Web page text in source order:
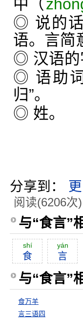
中（
◎ 说的话
语。言简
◎ 汉语的
◎ 语助
归”。
◎ 姓。
分享到：
阅读(6206次)
与“食言”
shí
食
yán
言
与“食言”
食万羊
言三语四